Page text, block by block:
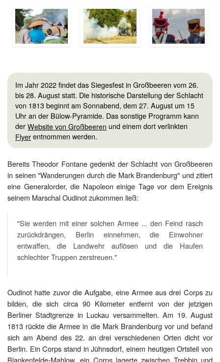
Im Jahr 2022 findet das Siegesfest in Großbeeren vom 26.
bis 28. August statt. Die historische Darstellung der Schlacht
von 1813 beginnt am Sonnabend, dem 27. August um 15
Uhr an der Bülow-Pyramide. Das sonstige Programm kann
derWebsite von Großbeeren und einem dort verlinkten
Flyerentnommen werden.
Bereits Theodor Fontane gedenkt der Schlacht von Großbeeren
in seinen "Wanderungen durch die Mark Brandenburg" und zitiert
eine Generalorder, die Napoleon einige Tage vor dem Ereignis
seinem Marschal Oudinot zukommen ließ:
"Sie werden mit einer solchen Armee ... den Feind rasch
zurückdrängen, Berlin einnehmen, die Einwohner
entwaffen, die Landwehr auflösen und die Haufen
schlechter Truppen zerstreuen."
Oudinot hatte zuvor die Aufgabe, eine Armee aus drei Corps zu
bilden, die sich circa 90 Kilometer entfernt von der jetzigen
Berliner Stadtgrenze in Luckau versammelten. Am 19. August
1813 rückte die Armee in die Mark Brandenburg vor und befand
sich am Abend des 22. an drei verschiedenen Orten dicht vor
Berlin. Ein Corps stand in Jühnsdorf, einem heutigen Ortsteil von